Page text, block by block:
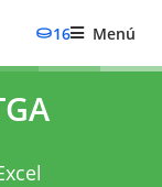
16 Menú